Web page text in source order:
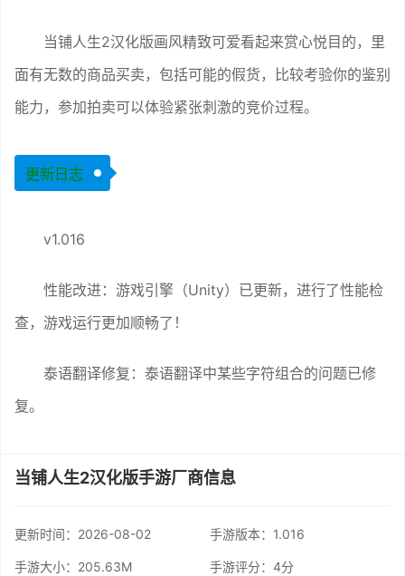
当铺人生2汉化版画风精致可爱看起来赏心悦目的，里
面有无数的商品买卖，包括可能的假货，比较考验你的鉴别
能力，参加拍卖可以体验紧张刺激的竞价过程。
更新日志
v1.016
性能改进：游戏引擎（Unity）已更新，进行了性能检
查，游戏运行更加顺畅了！
泰语翻译修复：泰语翻译中某些字符组合的问题已修
复。
当铺人生2汉化版手游厂商信息
更新时间： 2026-08-02 手游版本：1.016
手游大小：205.63M 手游评分： 4分